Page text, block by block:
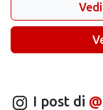
I post di